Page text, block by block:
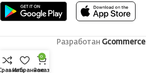
Разработан Gcommerce
Избранное
0
Заказ